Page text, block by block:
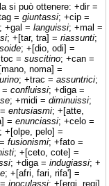
si può ottenere: +dir =
= giuntassi; +cip =
; +gal = languissi; +mal =
; +[tar, tra] = riassunti;
; +[dio, odi] =
= suscitino; +can =
noma] =
; +trac = assuntrici;
= confluissi; +diga =
; +midi = diminuissi;
entusiasmi; +[atte,
= enunciassi; +celo =
; +[olpe, pelo] =
fusionismi; +fato =
; +[ceto, cote] =
; +diga = indugiassi; +
; +[afri, fari, rifa'] =
inoculassi; +[ergi, regi]